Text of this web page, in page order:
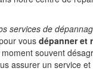
services de
vous dépanner et
souvent
assurer un service et